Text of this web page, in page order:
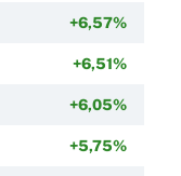
+6,57%
+6,51%
+6,05%
+5,75%